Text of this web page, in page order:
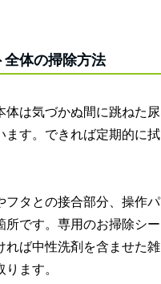
全体の掃除方法
体は気づかぬ間に跳ねた
ます。できれば定期的に
フタとの接合部分、操作
所です。専用のお掃除シ
れば中性洗剤を含ませた
ます。